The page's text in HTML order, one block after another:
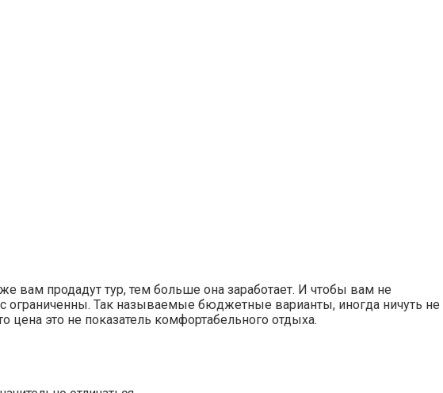
вам продадут тур, тем больше она заработает. И чтобы вам не
ограниченны. Так называемые бюджетные варианты, иногда ничуть не
цена это не показатель комфортабельного отдыха.